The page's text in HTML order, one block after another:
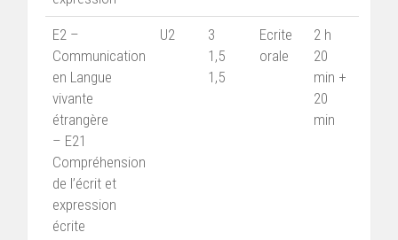
E2 –
Communication
en Langue
vivante
étrangère
– E21
Compréhension
de l’écrit et
expression
écrite
U2
3
1,5
1,5
Ecrite
orale
2 h
20
min +
20
min